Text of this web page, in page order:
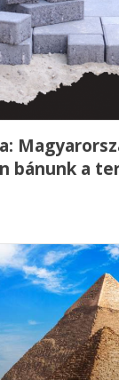
bánunk a